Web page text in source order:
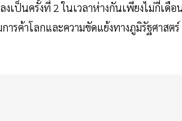
เป็นครั้งที่ 2 ในเวลาห่างกันเพียงไม่กี่เดือ
รค้าโลกและความขัดแย้งทางภูมิรัฐศาสต